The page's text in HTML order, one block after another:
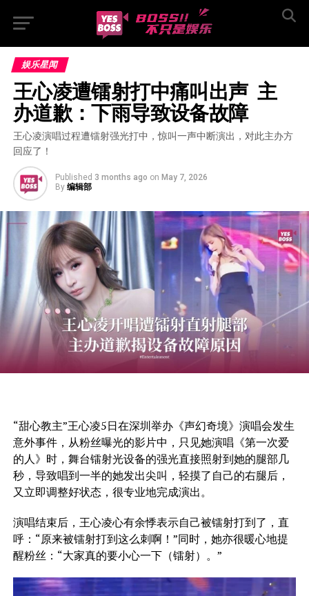
娱乐星闻
王心凌遭镭射打中痛叫出声  主
办道歉：下雨导致设备故障
王心凌演唱过程遭镭射强光打中，惊叫一声中断演出，对此主办方
回应了！
Published 3 months ago on May 7, 2026
By 编辑部
“甜心教主”王心凌5日在深圳举办《声幻奇境》演唱会发生
意外事件，从粉丝曝光的影片中，只见她演唱《第一次爱
的人》时，舞台镭射光设备的强光直接照射到她的腿部几
秒，导致唱到一半的她发出尖叫，轻摸了自己的右腿后，
又立即调整好状态，很专业地完成演出。
演唱结束后，王心凌心有余悸表示自己被镭射打到了，直
呼：“原来被镭射打到这么刺啊！”同时，她亦很暖心地提
醒粉丝：“大家真的要小心一下（镭射）。”